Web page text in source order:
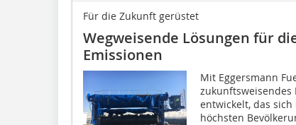
Für die Zukunft gerüstet
Wegweisende Lösungen für
Emissionen
Mit Eggersmann
zukunftsweisendes
entwickelt, das
höchsten